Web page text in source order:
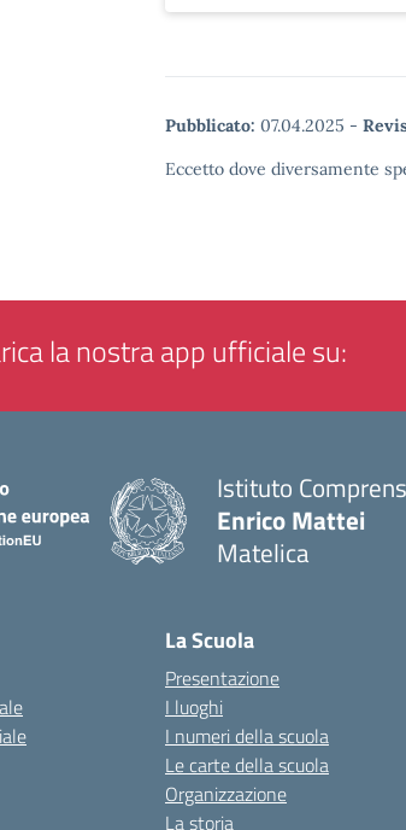
Pubblicato: 07.04.2025 -
Eccetto dove diversamente
la nostra app ufficiale su:
Istituto
Enrico Mattei
Matelica
La Scuola
Presentazione
I luoghi
I numeri della scuola
Le carte della scuola
Organizzazione
La storia